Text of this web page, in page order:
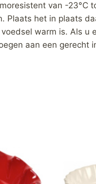
van -23°C
Plaats het in plaats
warm is. Als
aan een